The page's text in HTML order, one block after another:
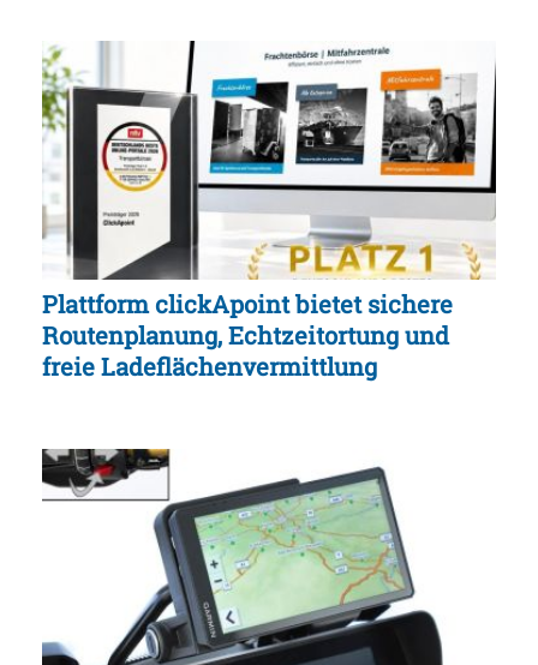
Plattform clickApoint bietet sichere
Routenplanung, Echtzeitortung und
freie Ladeflächenvermittlung